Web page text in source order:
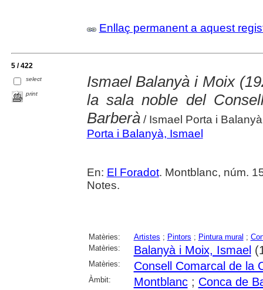
Enllaç permanent a aquest
5 / 422
select
print
Ismael Balanyà i Moix
la sala noble del
Barberà/ Ismael Porta i Balanyà
Porta i Balanyà, Ismael
En: El Foradot. Montblanc, núm.
Notes.
Matèries: Artistes ; Pintors ; Pintura mural ;
Matèries:
Balanyà i Moix, Ismael
Matèries: Consell Comarcal de la
Àmbit: Montblanc; Conca de